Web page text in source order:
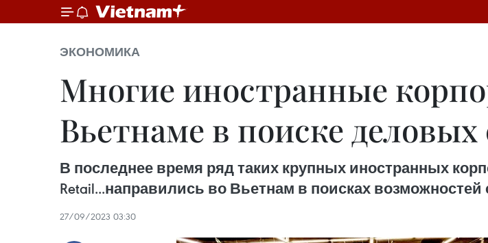
ЭКОНОМИКА
Многие иностранные
Вьетнаме в поиске деловых
В последнее время ряд таких крупных иностранных
Retail...направились во Вьетнам в поисках возможностей
27/09/2023 03:30